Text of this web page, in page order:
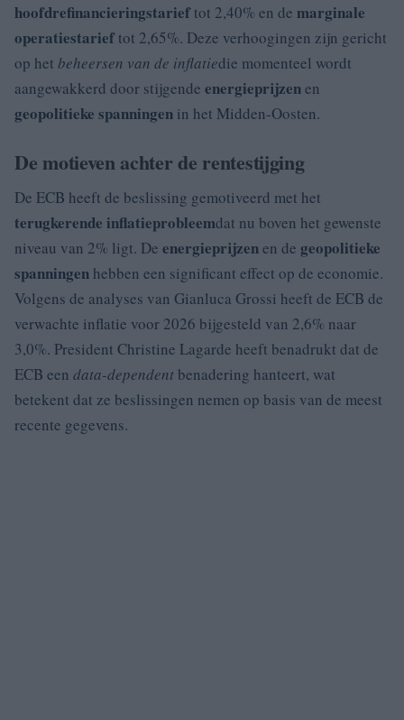
hoofdrefinancieringstarieftot 2,40% en de marginale
operatiestarieftot 2,65%. Deze verhoogingen zijn gericht
op het beheersen van de inflatiedie momenteel wordt
aangewakkerd door stijgende energieprijzenen
geopolitieke spanningen in het Midden-Oosten.
De motieven achter de rentestijging
De ECB heeft de beslissing gemotiveerd met het
terugkerende inflatieprobleemdat nu boven het gewenste
niveau van 2% ligt. De energieprijzenen de geopolitieke
spanningen hebben een significant effect op de economie.
Volgens de analyses van Gianluca Grossi heeft de ECB de
verwachte inflatie voor 2026 bijgesteld van 2,6% naar
3,0%. President Christine Lagarde heeft benadrukt dat de
ECB een data-dependent benadering hanteert, wat
betekent dat ze beslissingen nemen op basis van de meest
recente gegevens.